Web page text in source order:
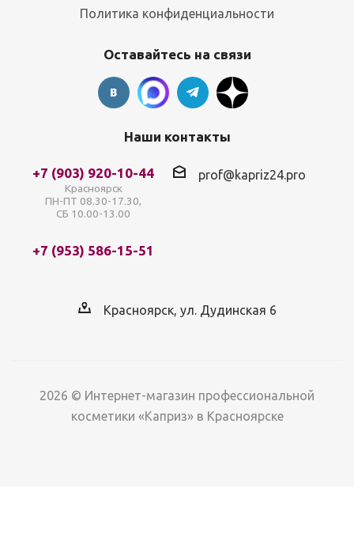
Политика конфиденциальности
Оставайтесь на связи
Наши контакты
+7 (903) 920-10-44
Красноярск
ПН-ПТ 08.30-17.30,
СБ 10.00-13.00
+7 (953) 586-15-51
prof@kapriz24.pro
Красноярск, ул. Дудинская 6
2026 © Интернет-магазин профессиональной
косметики «Каприз» в Красноярске